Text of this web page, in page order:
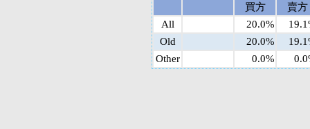
買方
賣方
All
20.0%
Old
20.0%
Other
0.0%